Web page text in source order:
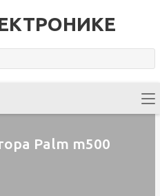
Palm m500